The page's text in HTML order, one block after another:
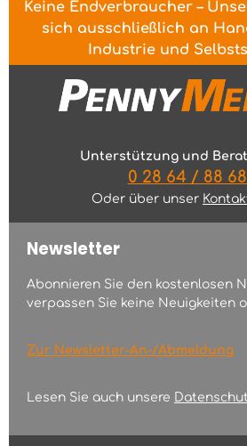
Keine Endverbraucher –
sich ausschließlich an
Industrie und
Unterstützung und
0 28 64 / 88
Oder über unser
Newsletter
Abonnieren Sie den kostenlosen
verpassen Sie keine Neuigkeiten
Zur Newsletter-An-/Abmeldung
Lesen Sie auch unsere